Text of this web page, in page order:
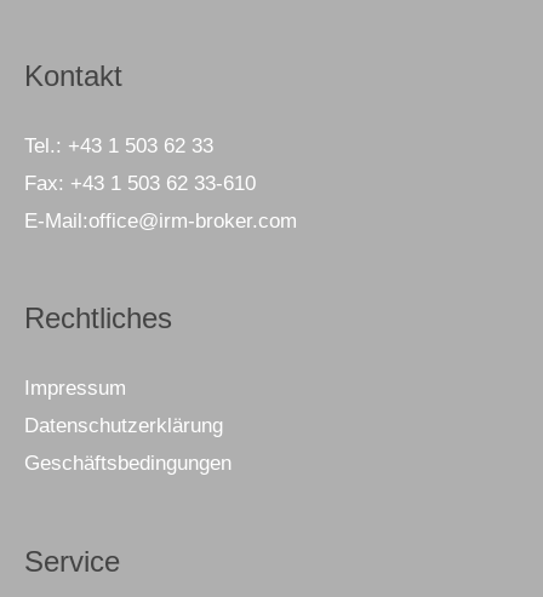
Kontakt
Tel.: +43 1 503 62 33
Fax: +43 1 503 62 33-610
E-Mail:office@irm-broker.com
Rechtliches
Impressum
Datenschutzerklärung
Geschäftsbedingungen
Service